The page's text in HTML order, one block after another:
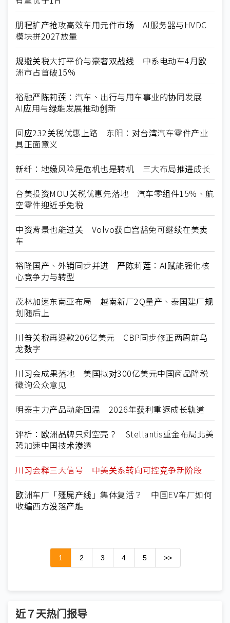
朋程扩产抢攻高效车用元件市场 AI服务器与HVDC
模块拼2027放量
规避关税大打平价与豪奢双战线 中系电动车4月欧
洲市占首破15%
裕融严陈莉莲：汽车、出行与用车事业的协同发展
AI应用与绿能发展推动创新
回应232关税优惠上路 东阳：对台湾汽车零件产业
具正面意义
新纤：地缘风险是危机也是转机 三大布局推进成长
台美投资MOU关税优惠先落地 汽车零组件15%、航
空零件迎近乎免税
中资背景也能过关 Volvo获白宫豁免可继续在美卖
车
裕隆国产、外销同步并进 严陈莉莲：AI赋能强化核
心竞争力与转型
茂林加速东南亚布局 越南新厂2Q量产、泰国建厂规
划随后上
川普关税再退款206亿美元 CBP同步修正两周前乌
龙数字
川习会成果落地 美国拟对300亿美元中国商品降税
徵询公众意见
明泰主力产品动能回温 2026年获利重返成长轨道
评析：欧洲品牌只剩空壳？ Stellantis重金布局北美
恐加速中国技术渗透
川习会释三大信号 中美关系转向可控竞争新阶段
欧洲车厂「殭屍产线」集体复活？ 中国EV车厂如何
收编西方没落产能
1 2 3 4 5 >>
近７天热门报导